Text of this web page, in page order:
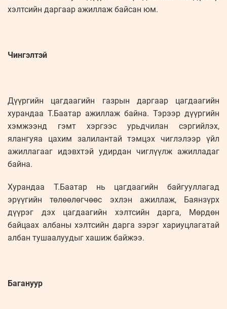
хэлтсийн даргаар ажиллаж байсан юм.
Чингэлтэй
Дүүргийн цагдаагийн газрын даргаар цагдаагийн
хурандаа Т.Баатар ажиллаж байна. Тэрээр дүүргийн
хэмжээнд гэмт хэргээс урьдчилан сэргийлэх,
ялангуяа цахим залилантай тэмцэх чиглэлээр үйл
ажиллагааг идэвхтэй удирдан чиглүүлж ажилладаг
байна.
Хурандаа Т.Баатар нь цагдаагийн байгууллагад
эрүүгийн төлөөлөгчөөс эхлэн ажиллаж, Баянзүрх
дүүрэг дэх цагдаагийн хэлтсийн дарга, Мөрдөн
байцаах албаны хэлтсийн дарга зэрэг хариуцлагатай
албан тушаалуудыг хашиж байжээ.
Багануур